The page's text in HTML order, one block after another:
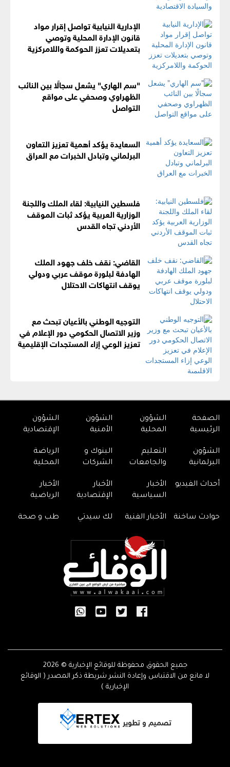
الإدارية النيابية تواصل إقرار مواد
قانون الإدارة المحلية وتوصي
بتعديلات تعزز الحوكمة واللامركزية
"سم الهاري" يشعل سجالًا بين النائب
الظهراوي وصحفي على مواقع
التواصل
السعايدة يؤكد أهمية تعزيز التعاون
البرلماني وتبادل الخبرات مع العراق
فلسطين النيابية: لقاء الملك واللجنة
الوزارية العربية يؤكد ثبات الموقف
الأردني تجاه القدس
القاضي: نقف خلف جهود الملك
الهادفة لبلورة موقف عربي ودولي
يوقف انتهاكات الاحتلال
التوجيه الوطني بالأعيان تبحث مع
وزير الاتصال الحكومي دور الإعلام في
تعزيز الوعي إزاء المستجدات الإقليمية
الصفحة
الرئيسية
الشؤون
المحلية
الشؤون
الأمنية
الشؤون
الإقتصادية
الشؤون
البرلمانية
التعليم
والجامعات
البنوك و
الشركات
الرياضة
المحلية
أحداث الفيديو
الأخبار
السياسية
الأخبار
الإقتصادية
الأخبار
الرياضية
حوادث ساخنة الأخبار الفنية لك سيدتي طب و صحة
جميع الحقوق محفوظة للوقائع الإخبارية © 2026
لا مانع من الاقتباس وإعادة النشر شريطة ذكر المصدر ( الوقائع
الإخبارية )
تصميم و تطوير